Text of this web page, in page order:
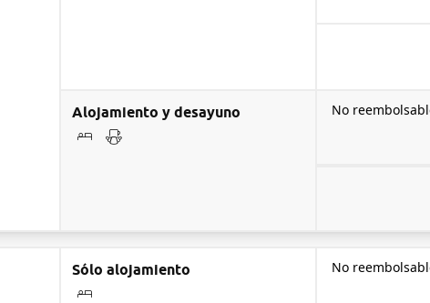
Alojamiento y desayuno No
Sólo alojamiento No